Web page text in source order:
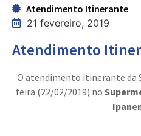
Atendimento Itinerante
21 fevereiro, 2019
Atendimento
O atendimento itinerante da
feira (22/02/2019) no